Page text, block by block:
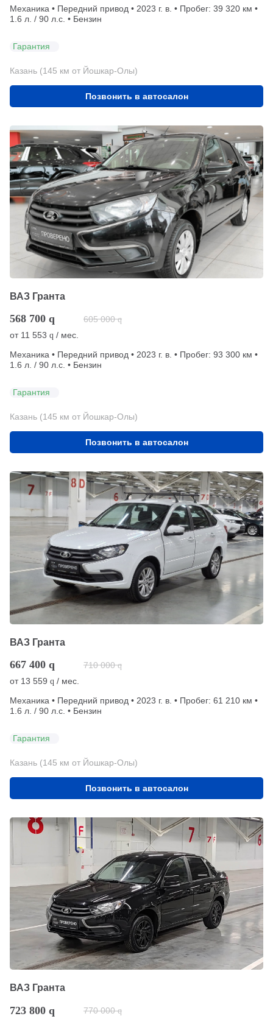
Механика • Передний привод • 2023 г. в. • Пробег: 39 320 км •
1.6 л. / 90 л.с. • Бензин
Гарантия
Казань (145 км от Йошкар-Олы)
Позвонить в автосалон
ВАЗ Гранта
568 700 q 605 000 q
от 11 553 q / мес.
Механика • Передний привод • 2023 г. в. • Пробег: 93 300 км •
1.6 л. / 90 л.с. • Бензин
Гарантия
Казань (145 км от Йошкар-Олы)
Позвонить в автосалон
ВАЗ Гранта
667 400 q 710 000 q
от 13 559 q / мес.
Механика • Передний привод • 2023 г. в. • Пробег: 61 210 км •
1.6 л. / 90 л.с. • Бензин
Гарантия
Казань (145 км от Йошкар-Олы)
Позвонить в автосалон
ВАЗ Гранта
723 800 q 770 000 q